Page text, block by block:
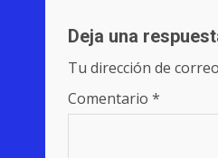
Deja una
Tu dirección de
Comentario *